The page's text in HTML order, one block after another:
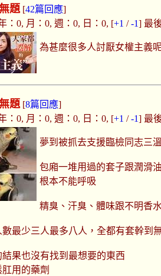
題 [42篇回應]
：0, 月：0, 週：0, 日：0, [+1 /-1] 最
為甚麼很多人討厭女權主義
題 [8篇回應]
：0, 月：0, 週：0, 日：0, [+1 /-1] 最
夢到被抓去支援臨檢同志三
包廂一堆用過的套子跟潤滑
根本不能呼吸
精臭、汗臭、體味跟不明香
數最少三人最多八人，全都有套幹到
結果也沒有找到最想要的東西
肛用的藥劑